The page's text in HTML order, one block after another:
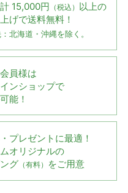
15,000円 （税込） 以上の
げで送料無料！
北海道・沖縄を除く。
員様は
ンショップで
能！
プレゼントに最適！
オリジナルの
グ （有料） をご用意